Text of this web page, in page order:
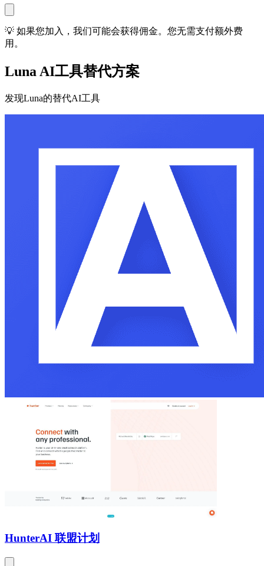
💡 如果您加入，我们可能会获得佣金。您无需支付额外费
用。
Luna AI工具替代方案
发现Luna的替代AI工具
HunterAI 联盟计划